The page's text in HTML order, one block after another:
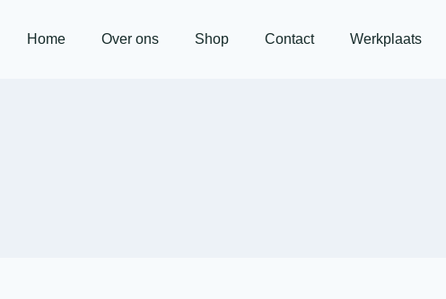
Home Over ons Shop Contact Werkplaats